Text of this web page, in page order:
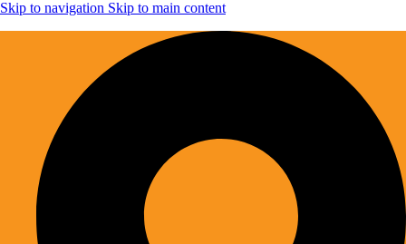
Skip to navigation Skip to main content